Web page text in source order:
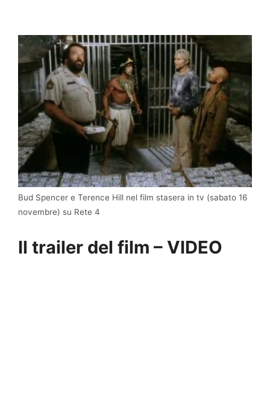
Bud Spencer e Terence Hill nel film stasera in tv (sabato 16
novembre) su Rete 4
Il trailer del film – VIDEO